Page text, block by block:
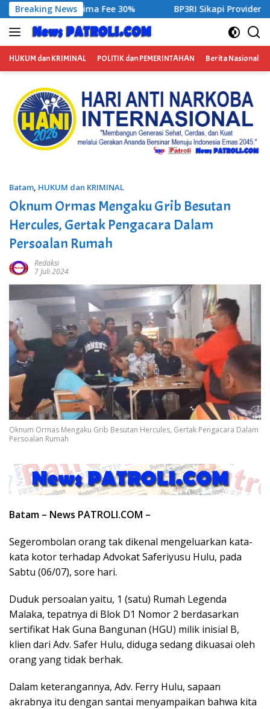
Langsung
ke
konten
Breaking News
Sikapi Provider Jaringan Internet di Kecamatan Songgon
HUKUM dan KRIMINAL POLITIK dan PEMERINTAHAN Berita Nasional
Batam, HUKUM dan KRIMINAL
Oknum Ormas Mengaku Grib Besutan
Hercules, Gertak Pengacara Dalam
Persoalan Rumah
Redaksi
7 Juli 2024
Oknum Ormas Mengaku Grib Besutan Hercules, Gertak Pengacara Dalam
Persoalan Rumah
Batam – News PATROLI.COM –
Segerombolan orang tak dikenal mengeluarkan kata-
kata kotor terhadap Advokat Saferiyusu Hulu, pada
Sabtu (06/07), sore hari.
Duduk persoalan yaitu, 1 (satu) Rumah Legenda
Malaka, tepatnya di Blok D1 Nomor 2 berdasarkan
sertifikat Hak Guna Bangunan (HGU) milik inisial B,
klien dari Adv. Safer Hulu, diduga sedang dikuasai oleh
orang yang tidak berhak.
Dalam keterangannya, Adv. Ferry Hulu, sapaan
akrabnya itu dengan santai menyampaikan bahwa kita